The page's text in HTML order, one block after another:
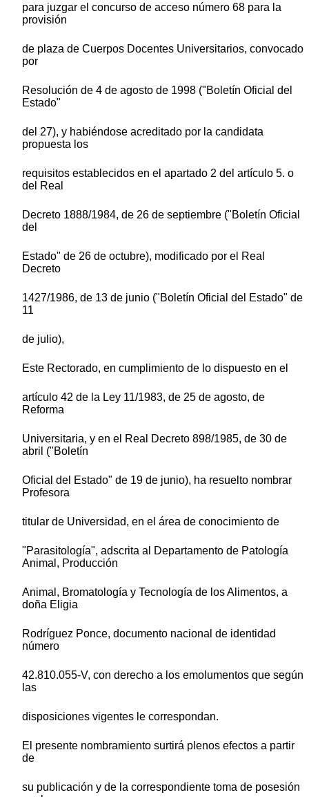
para juzgar el concurso de acceso número 68 para la
provisión
de plaza de Cuerpos Docentes Universitarios, convocado
por
Resolución de 4 de agosto de 1998 ("Boletín Oficial del
Estado"
del 27), y habiéndose acreditado por la candidata
propuesta los
requisitos establecidos en el apartado 2 del artículo 5. o
del Real
Decreto 1888/1984, de 26 de septiembre ("Boletín Oficial
del
Estado" de 26 de octubre), modificado por el Real
Decreto
1427/1986, de 13 de junio ("Boletín Oficial del Estado" de
11
de julio),
Este Rectorado, en cumplimiento de lo dispuesto en el
artículo 42 de la Ley 11/1983, de 25 de agosto, de
Reforma
Universitaria, y en el Real Decreto 898/1985, de 30 de
abril ("Boletín
Oficial del Estado" de 19 de junio), ha resuelto nombrar
Profesora
titular de Universidad, en el área de conocimiento de
"Parasitología", adscrita al Departamento de Patología
Animal, Producción
Animal, Bromatología y Tecnología de los Alimentos, a
doña Eligia
Rodríguez Ponce, documento nacional de identidad
número
42.810.055-V, con derecho a los emolumentos que según
las
disposiciones vigentes le correspondan.
El presente nombramiento surtirá plenos efectos a partir
de
su publicación y de la correspondiente toma de posesión